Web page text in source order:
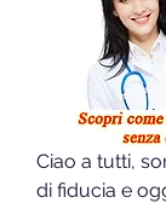
Ciao a tutti,
di fiducia e